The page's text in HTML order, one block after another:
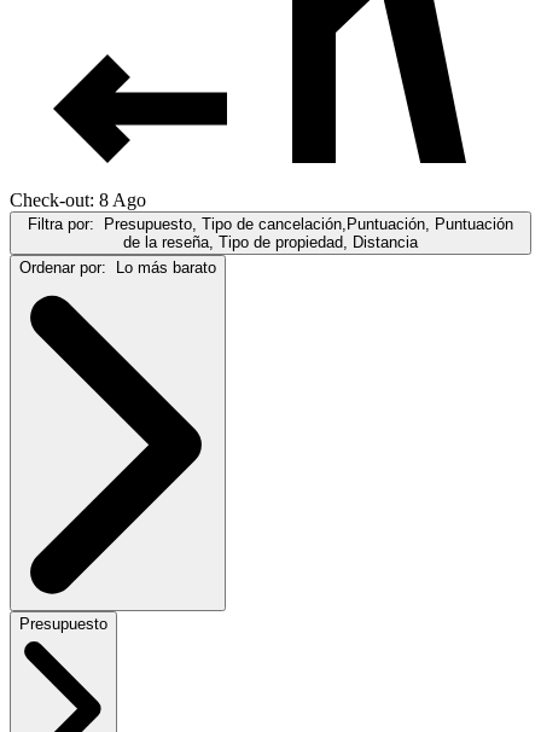
Check-out: 8 Ago
Filtra por: Presupuesto, Tipo de cancelación,Puntuación, Puntuación
de la reseña, Tipo de propiedad, Distancia
Ordenar por: Lo más barato
Presupuesto